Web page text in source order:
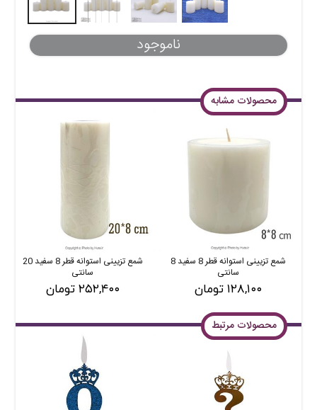
ناموجود
محصولات مشابه
شمع تزیینی استوانه قطر 8 سفید 8
سانتی
۱۲۸,۱۰۰ تومان
شمع تزیینی استوانه قطر 8 سفید 20
سانتی
۲۵۲,۴۰۰ تومان
محصولات مرتبط